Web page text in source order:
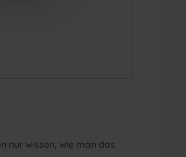
nur wissen, wie man das